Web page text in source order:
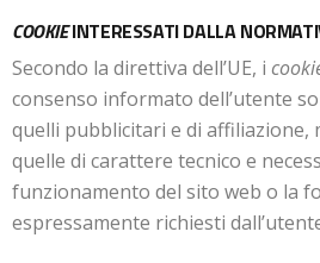
COOKIEINTERESSATI DALLA
Secondo la direttiva dell’UE, i
consenso informato dell’utente
quelli pubblicitari e di affiliazione,
quelle di carattere tecnico e
funzionamento del sito web o la
espressamente richiesti